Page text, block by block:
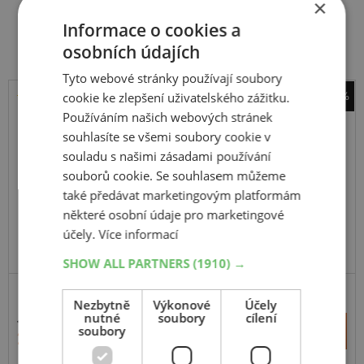
Související produkty
-44%
Barum
Vanis 3
215 65 R15 104/102T C
4 328 Kč
2 419 Kč
+
×
Informace o cookies a
osobních údajích
Tyto webové stránky používají soubory
cookie ke zlepšení uživatelského zážitku.
Používáním našich webových stránek
souhlasíte se všemi soubory cookie v
souladu s našimi zásadami používání
souborů cookie. Se souhlasem můžeme
také předávat marketingovým platformám
některé osobní údaje pro marketingové
účely.Více informací
SHOW ALL PARTNERS(1910) →
Nezbytně
nutné
soubory
Výkonové
soubory
Účely
cílení